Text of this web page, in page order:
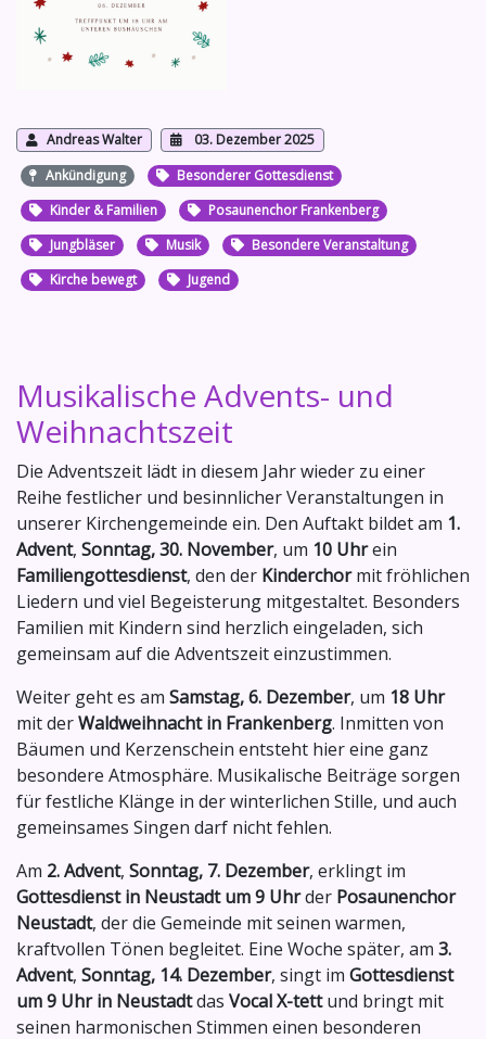
Andreas Walter
03. Dezember 2025
Ankündigung
Besonderer Gottesdienst
Kinder & Familien
Posaunenchor Frankenberg
Jungbläser
Musik
Besondere Veranstaltung
Kirche bewegt
Jugend
Musikalische Advents- und
Weihnachtszeit
Die Adventszeit lädt in diesem Jahr wieder zu einer
Reihe festlicher und besinnlicher Veranstaltungen in
unserer Kirchengemeinde ein. Den Auftakt bildet am 1.
Advent, Sonntag, 30. November, um 10 Uhrein
Familiengottesdienst, den der Kinderchormit fröhlichen
Liedern und viel Begeisterung mitgestaltet. Besonders
Familien mit Kindern sind herzlich eingeladen, sich
gemeinsam auf die Adventszeit einzustimmen.
Weiter geht es am Samstag, 6. Dezember, um 18 Uhr
mit derWaldweihnacht in Frankenberg. Inmitten von
Bäumen und Kerzenschein entsteht hier eine ganz
besondere Atmosphäre. Musikalische Beiträge sorgen
für festliche Klänge in der winterlichen Stille, und auch
gemeinsames Singen darf nicht fehlen.
Am 2. Advent, Sonntag, 7. Dezember, erklingt im
Gottesdienst in Neustadt um 9 Uhrder Posaunenchor
Neustadt, der die Gemeinde mit seinen warmen,
kraftvollen Tönen begleitet. Eine Woche später, am 3.
Advent, Sonntag, 14. Dezember, singt im Gottesdienst
um 9 Uhr in Neustadtdas Vocal X-tettund bringt mit
seinen harmonischen Stimmen einen besonderen